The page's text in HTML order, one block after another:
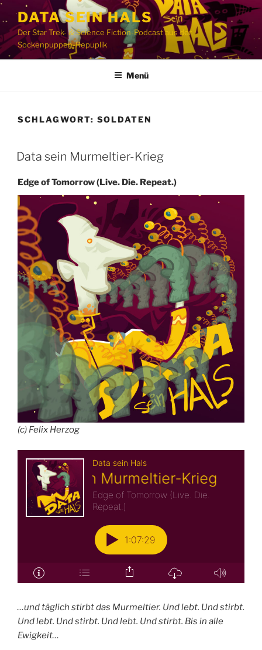
Zum
Inhalt
springen
DATA SEIN HALS
Der Star Trek- & Science Fiction-Podcast aus der
Sockenpuppen-Repuplik
Menü
SCHLAGWORT: SOLDATEN
Data sein Murmeltier-Krieg
Edge of Tomorrow (Live. Die. Repeat.)
(c) Felix Herzog
…und täglich stirbt das Murmeltier. Und lebt. Und stirbt.
Und lebt. Und stirbt. Und lebt. Und stirbt. Bis in alle
Ewigkeit…